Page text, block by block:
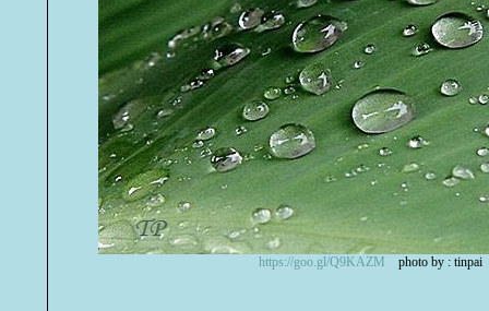
https://goo.gl/Q9KAZM photo by : tinpai